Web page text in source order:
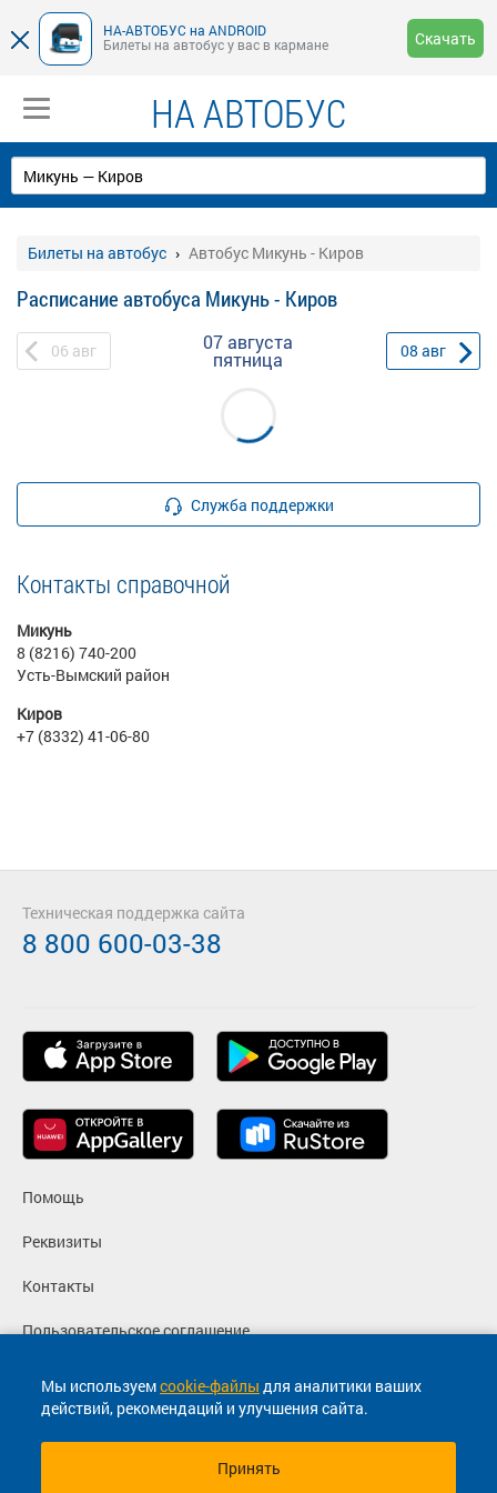
НА-АВТОБУС на ANDROID
Билеты на автобус у вас в кармане
Скачать
НА АВТОБУС
Билеты на автобус Автобус Микунь - Киров
Расписание автобуса Микунь - Киров
06 авг 07 августа
пятница 08 авг
Служба поддержки
Контакты справочной
Микунь
8 (8216) 740-200
Усть-Вымский район
Киров
+7 (8332) 41-06-80
Мы используемcookie-файлы для аналитики ваших
действий, рекомендаций и улучшения сайта.
Принять
Помощь
Реквизиты
Контакты
Пользовательское соглашение
Политика конфиденциальности
Согласие на маркетинговые сообщения
Техническая поддержка сайта
8 800 600-03-38
© 2013-2026, ООО "Капитал"- Онлайн сервис продажи